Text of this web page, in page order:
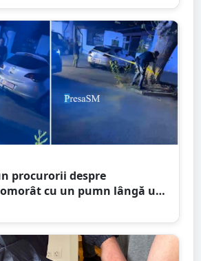
procurorii despre
cu un pumn lângă un